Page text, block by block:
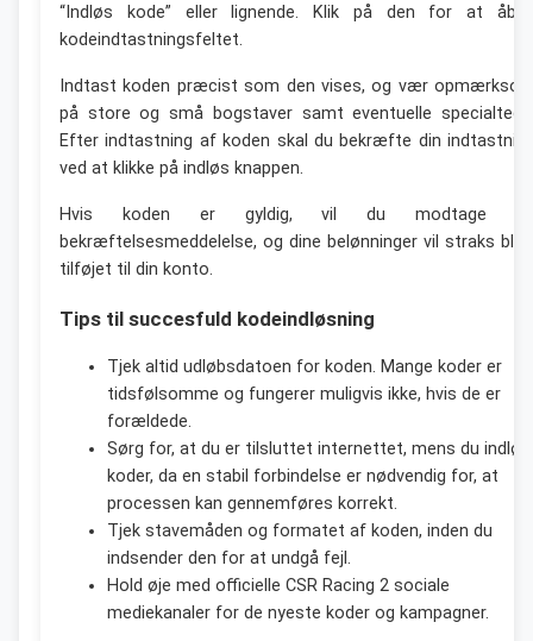
“Indløs kode” eller lignende. Klik på den for at
kodeindtastningsfeltet.
Indtast koden præcist som den vises, og vær
på store og små bogstaver samt eventuelle
Efter indtastning af koden skal du bekræfte din
ved at klikke på indløs knappen.
Hvis koden er gyldig, vil du modtage
bekræftelsesmeddelelse, og dine belønninger vil straks
tilføjet til din konto.
Tips til succesfuld kodeindløsning
Tjek altid udløbsdatoen for koden. Mange koder er
tidsfølsomme og fungerer muligvis ikke, hvis de er
forældede.
Sørg for, at du er tilsluttet internettet, mens du
koder, da en stabil forbindelse er nødvendig for, at
processen kan gennemføres korrekt.
Tjek stavemåden og formatet af koden, inden du
indsender den for at undgå fejl.
Hold øje med officielle CSR Racing 2 sociale
mediekanaler for de nyeste koder og kampagner.